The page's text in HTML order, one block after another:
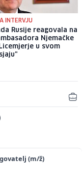
INTERVJU
Rusije reagovala na
Njemačke
u svom
(m/ž)